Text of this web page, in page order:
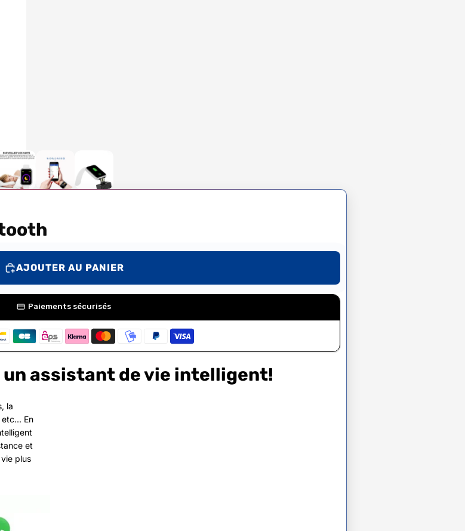
AJOUTER AU PANIER
Paiements sécurisés
un assistant de vie intelligent!
la
En
et
plus